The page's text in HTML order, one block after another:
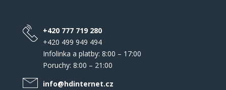
+420 777 719 280
+420 499 949 494
Infolinka a platby: 8:00 – 17:00
Poruchy: 8:00 – 21:00
info@hdinternet.cz